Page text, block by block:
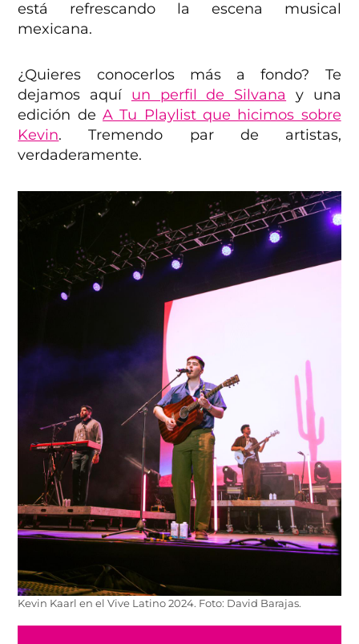
está refrescando la escena musical
mexicana.
¿Quieres conocerlos más a fondo? Te
dejamos aquí un perfil de Silvana y una
edición deA Tu Playlist que hicimos sobre
Kevin. Tremendo par de artistas,
verdaderamente.
Kevin Kaarl en el Vive Latino 2024. Foto: David Barajas.